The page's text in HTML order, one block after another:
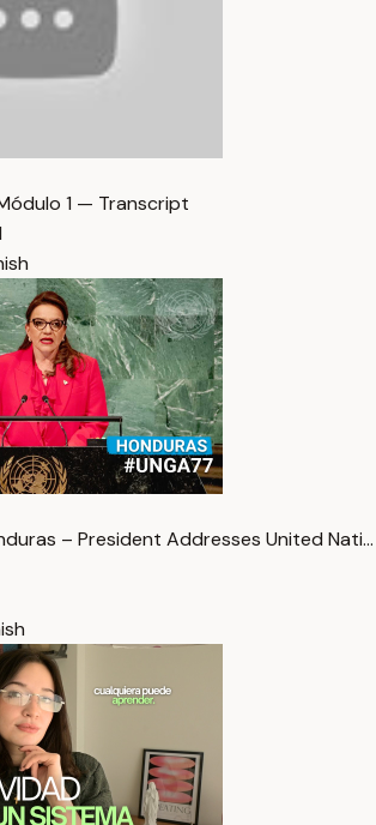
1 — Transcript
– President Addresses United Nati…